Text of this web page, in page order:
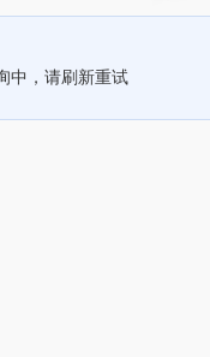
中，请刷新重试